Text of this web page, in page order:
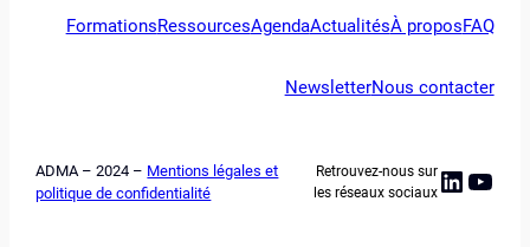
FormationsRessourcesAgendaActualitésÀ proposFAQ
NewsletterNous contacter
ADMA – 2024 – Mentions légales et
politique de confidentialité
Retrouvez-nous sur
les réseaux sociaux